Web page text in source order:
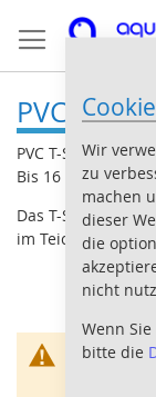
Wir
zu
machen
dieser
die
nicht
Wenn
bitte die
zum
PVC T-
PVC T-Stück mit
Bis 16 Bar
Das T-Stück
im Teichbau
Wir